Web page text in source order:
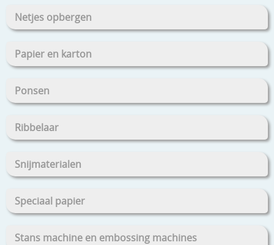
Netjes opbergen
Papier en karton
Ponsen
Ribbelaar
Snijmaterialen
Speciaal papier
Stans machine en embossing machines